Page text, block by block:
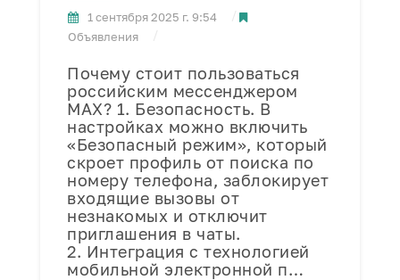
1 сентября 2025 г. 9:54
Объявления
Почему стоит пользоваться
российским мессенджером
МАХ? 1. Безопасность. В
настройках можно включить
«Безопасный режим», который
скроет профиль от поиска по
номеру телефона, заблокирует
входящие вызовы от
незнакомых и отключит
приглашения в чаты.
2. Интеграция с технологией
мобильной электронной п…